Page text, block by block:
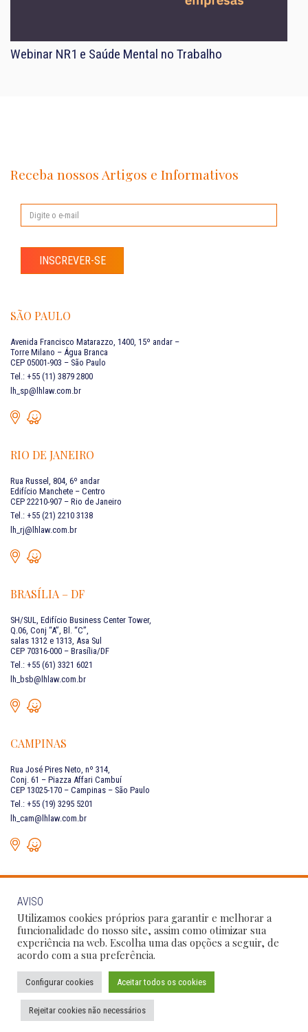
Webinar NR1 e Saúde Mental no Trabalho
Receba nossos Artigos e Informativos
INSCREVER-SE
SÃO PAULO
Avenida Francisco Matarazzo, 1400, 15º andar –
Torre Milano – Água Branca
CEP 05001-903 – São Paulo
Tel.: +55 (11) 3879 2800
lh_sp@lhlaw.com.br
RIO DE JANEIRO
Rua Russel, 804, 6º andar
Edifício Manchete – Centro
CEP 22210-907 – Rio de Janeiro
Tel.: +55 (21) 2210 3138
lh_rj@lhlaw.com.br
BRASÍLIA – DF
SH/SUL, Edifício Business Center Tower,
Q.06, Conj “A”, Bl. “C”,
salas 1312 e 1313, Asa Sul
CEP 70316-000 – Brasília/DF
Tel.: +55 (61) 3321 6021
lh_bsb@lhlaw.com.br
CAMPINAS
Rua José Pires Neto, nº 314,
Conj. 61 – Piazza Affari Cambuí
CEP 13025-170 – Campinas – São Paulo
Tel.: +55 (19) 3295 5201
lh_cam@lhlaw.com.br
FALE CONOSCO
Siga as nossas redes sociais:
Política de Privacidade Condições de Uso
AVISO
Utilizamos cookies próprios para garantir e melhorar a
funcionalidade do nosso site, assim como otimizar sua
experiência na web. Escolha uma das opções a seguir, de
acordo com a sua preferência.
Configurar cookies Aceitar todos os cookies
Rejeitar cookies não necessários